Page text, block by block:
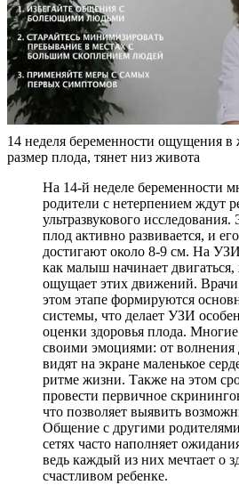
14 неделя беременности ощущения в
размер плода, тянет низ живота
На 14-й неделе беременности
родители с нетерпением ждут
ультразвукового исследования.
плод активно развивается, и
достигают около 8-9 см. На
как малыш начинает
ощущает этих движений. Врачи
этом этапе формируются
системы, что делает УЗИ
оценки здоровья плода. Многие
своими эмоциями: от волнения
видят на экране маленькое
ритме жизни. Также на этом
провести первичное
что позволяет выявить
Общение с другими
сетях часто наполняет
ведь каждый из них мечтает о
счастливом ребенке.